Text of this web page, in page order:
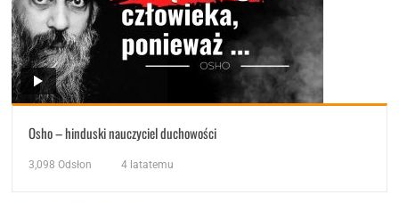
Osho – hinduski nauczyciel duchowości
3,098 Odsłon 4 latatemu